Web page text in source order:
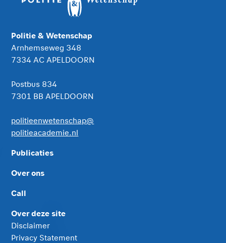
Politie & Wetenschap
Arnhemseweg 348
7334 AC APELDOORN
Postbus 834
7301 BB APELDOORN
politieenwetenschap@
politieacademie.nl
Publicaties
Over ons
Call
Over deze site
Disclaimer
Privacy Statement